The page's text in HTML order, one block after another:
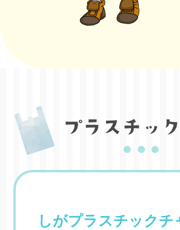
しがプラスチックチ